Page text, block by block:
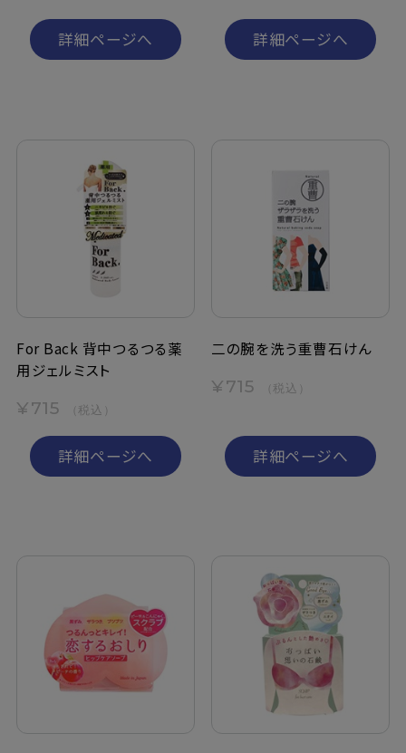
詳細ページへ 詳細ページへ
For Back 背中つるつる薬
用ジェルミスト
¥715 （税込）
詳細ページへ
二の腕を洗う重曹石けん
¥715 （税込）
詳細ページへ